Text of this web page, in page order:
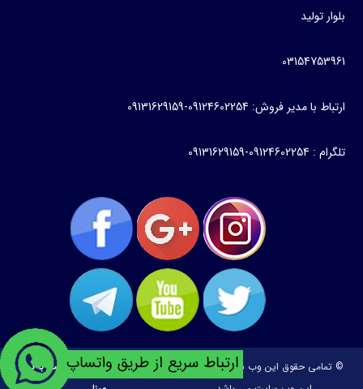
بلوار تولید
03154753961
ارتباط با مدیر فروش: 09124602254-09131629159
تلگرام : 09124602254-09131629159
© تمامی حقوق این وب سایت متعلق به طراحی و توسعه:ساخت وبسایت با تیم